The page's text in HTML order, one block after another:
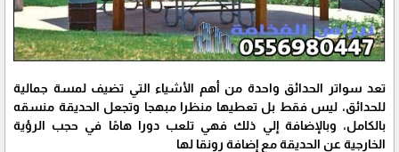
تعد سواتر الحدائق واحدة من أهم الأشياء التي تضيف لمسة جمالية
للحدائق، ليس فقط بل تعطيها منظرا مبهجا وتجعل الحديقة منسقه
بالكامل، وبالإضافة إلي ذلك فهي تلعب دورا هامًا في حجب الرؤية
الخارجية عن الحديقة مع إضافة رونقا لها